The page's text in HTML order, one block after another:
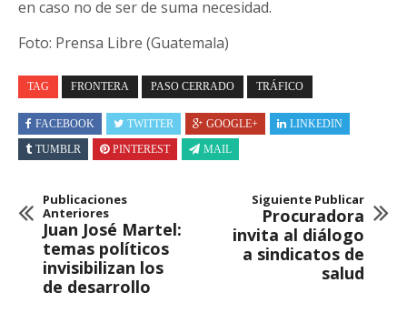
en caso no de ser de suma necesidad.
Foto: Prensa Libre (Guatemala)
TAG FRONTERA PASO CERRADO TRÁFICO
FACEBOOK TWITTER GOOGLE+
LINKEDIN
TUMBLR
PINTEREST MAIL
Publicaciones
Anteriores
Juan José Martel:
temas políticos
invisibilizan los
de desarrollo
Siguiente Publicar
Procuradora
invita al diálogo
a sindicatos de
salud